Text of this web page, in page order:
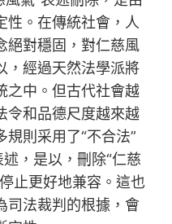
性。在傳統社會，人
絕對穩固，對仁慈風
，經過天然法學派將
之中。但古代社會越
令和品德尺度越來越
則采用了“不合法”
，是以，刪除“仁慈
止更好地兼容。這也
司法裁判的根據，會